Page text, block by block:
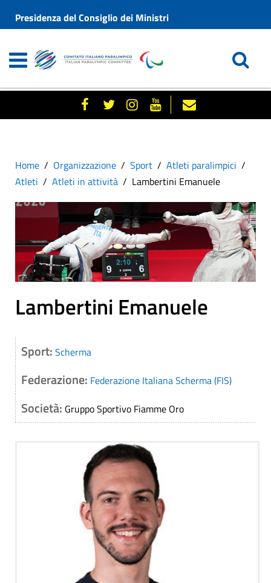
Presidenza del Consiglio dei Ministri
Home Organizzazione Sport
Atleti paralimpici
Atleti
Atleti in attività Lambertini Emanuele
Lambertini Emanuele
Sport: Scherma
Federazione: Federazione Italiana Scherma (FIS)
Società: Gruppo Sportivo Fiamme Oro